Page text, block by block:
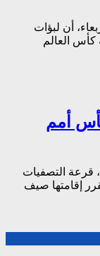
أن لبؤات
العالم
أمم
قرعة التصفيات
كأس الأمم الأفريقية 2027، المقرر إقامتها صيف